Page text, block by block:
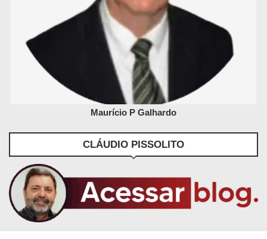
Maurício P Galhardo
CLÁUDIO PISSOLITO